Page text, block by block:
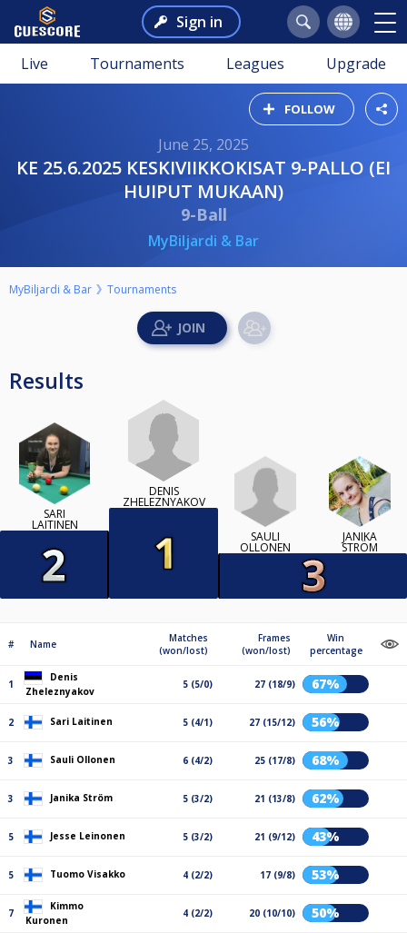
Sign in
Live Tournaments Leagues Upgrade
FOLLOW
June 25, 2025
KE 25.6.2025 KESKIVIIKKOKISAT 9-PALLO (EI
HUIPUT MUKAAN)
9-Ball
MyBiljardi & Bar
MyBiljardi & Bar Tournaments
Results
SARI
LAITINEN
DENIS
ZHELEZNYAKOV
SAULI
OLLONEN
JANIKA
STRÖM
# Name
Matches
(won/lost)
Frames
(won/lost)
Win
percentage
1
Denis
Zheleznyakov
5 (5/0) 27 (18/9) 67%
2 Sari Laitinen 5 (4/1) 27 (15/12) 56%
3 Sauli Ollonen 6 (4/2) 25 (17/8) 68%
3 Janika Ström 5 (3/2) 21 (13/8) 62%
5 Jesse Leinonen 5 (3/2) 21 (9/12) 43%
5 Tuomo Visakko 4 (2/2) 17 (9/8) 53%
7
Kimmo
Kuronen
4 (2/2) 20 (10/10) 50%